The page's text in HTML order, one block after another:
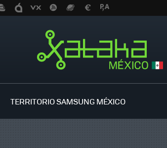
TERRITORIO SAMSUNG MÉXICO